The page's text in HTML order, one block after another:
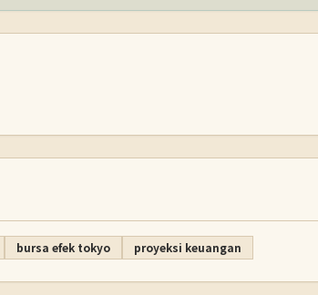
bursa efek tokyo proyeksi keuangan